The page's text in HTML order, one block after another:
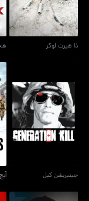
ذا هيرت لوكر
جينيريشن كيل
جينيريشن كيل